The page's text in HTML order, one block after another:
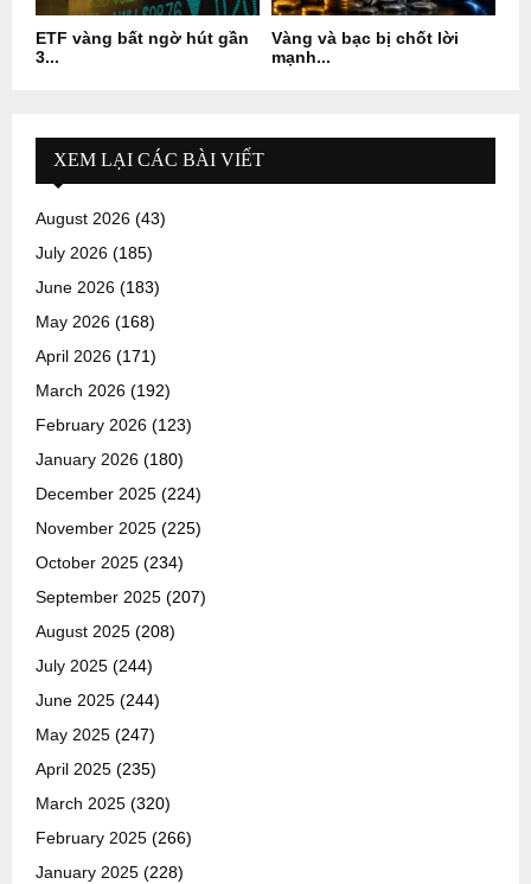
ETF vàng bất ngờ hút gần
3...
Vàng và bạc bị chốt lời
mạnh...
XEM LẠI CÁC BÀI VIẾT
August 2026 (43)
July 2026 (185)
June 2026 (183)
May 2026 (168)
April 2026 (171)
March 2026 (192)
February 2026 (123)
January 2026 (180)
December 2025 (224)
November 2025 (225)
October 2025 (234)
September 2025 (207)
August 2025 (208)
July 2025 (244)
June 2025 (244)
May 2025 (247)
April 2025 (235)
March 2025 (320)
February 2025 (266)
January 2025 (228)